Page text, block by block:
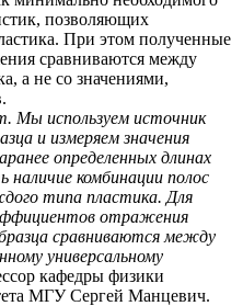
позволяющих
При этом полученные
сравниваются между
а не со значениями,
Мы используем источник
и измеряем значения
определенных длинах
комбинации полос
типа пластика. Для
отражения
сравниваются между
универсальному
кафедры физики
МГУ Сергей Манцевич.